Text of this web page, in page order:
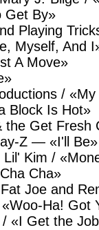
Get By»
Playing
Myself, And
A Move»
/ «My
Block Is Hot»
the Get Fresh
Z — «I'll Be»
Kim /
Cha»
Joe and
Ha! Got
«I Get the